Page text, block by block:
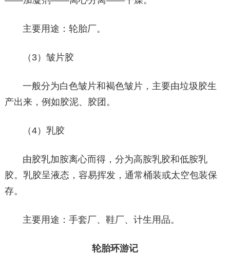
主要用途：轮胎厂。
（3）皱片胶
一般分为白色皱片和褐色皱片，主要由垃圾胶生
产出来，例如胶泥、胶团。
（4）乳胶
由胶乳加胺离心而得，分为高胺乳胶和低胺乳
胶。乳胶呈液态，容易挥发，通常桶装或太空包装保
存。
主要用途：手套厂、鞋厂、计生用品。
轮胎环游记